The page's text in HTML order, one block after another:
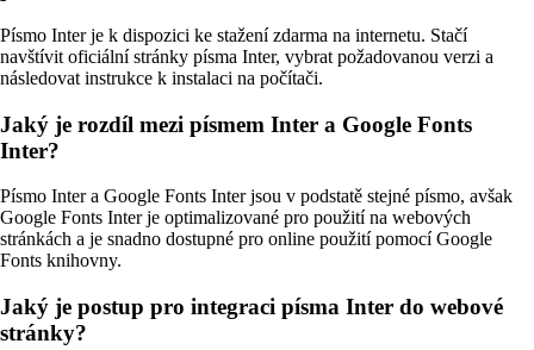
Písmo Inter je k dispozici ke stažení zdarma na internetu. Stačí
navštívit oficiální stránky písma Inter, vybrat požadovanou verzi a
následovat instrukce k instalaci na počítači.
Jaký je rozdíl mezi písmem Inter a Google Fonts
Inter?
Písmo Inter a Google Fonts Inter jsou v podstatě stejné písmo, avšak
Google Fonts Inter je optimalizované pro použití na webových
stránkách a je snadno dostupné pro online použití pomocí Google
Fonts knihovny.
Jaký je postup pro integraci písma Inter do webové
stránky?